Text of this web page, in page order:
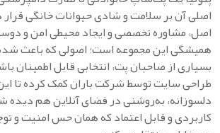
اصلی آن بر سلامت و شادی حیوانات خانگی قرار
اصل، مشاوره تخصصی و ایجاد محیطی امن و
همیشگی این مجموعه است؛ اصولی که باعث شده
بسیاری از صاحبان پت، انتخابی قابل اطمینان
طراحی سایت توسط شرکت باران کمک کرده تا
دلسوزانه، به‌روشنی در فضای آنلاین هم دیده
کاربردی و قابل اعتماد که همان حس امنیت و